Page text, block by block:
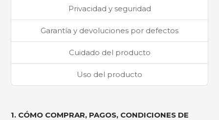
Privacidad y seguridad
Garantía y devoluciones por defectos
Cuidado del producto
Uso del producto
1. CÓMO COMPRAR, PAGOS, CONDICIONES DE